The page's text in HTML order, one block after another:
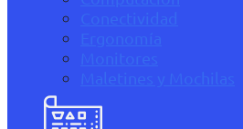
Conectividad
Ergonomía
Monitores
Maletines y Mochilas